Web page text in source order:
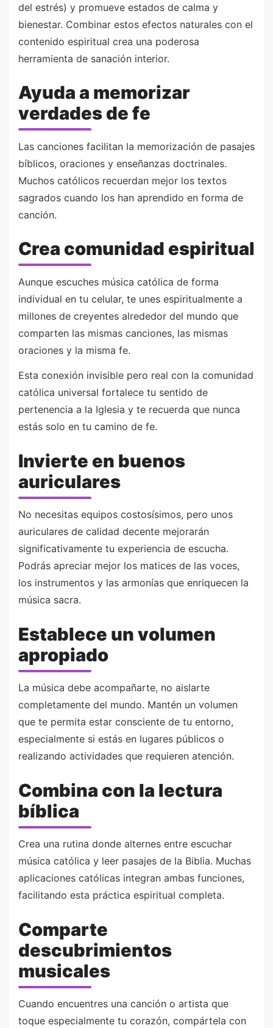
del estrés) y promueve estados de calma y
bienestar. Combinar estos efectos naturales con el
contenido espiritual crea una poderosa
herramienta de sanación interior.
Ayuda a memorizar
verdades de fe
Las canciones facilitan la memorización de pasajes
bíblicos, oraciones y enseñanzas doctrinales.
Muchos católicos recuerdan mejor los textos
sagrados cuando los han aprendido en forma de
canción.
Crea comunidad espiritual
Aunque escuches música católica de forma
individual en tu celular, te unes espiritualmente a
millones de creyentes alrededor del mundo que
comparten las mismas canciones, las mismas
oraciones y la misma fe.
Esta conexión invisible pero real con la comunidad
católica universal fortalece tu sentido de
pertenencia a la Iglesia y te recuerda que nunca
estás solo en tu camino de fe.
Invierte en buenos
auriculares
No necesitas equipos costosísimos, pero unos
auriculares de calidad decente mejorarán
significativamente tu experiencia de escucha.
Podrás apreciar mejor los matices de las voces,
los instrumentos y las armonías que enriquecen la
música sacra.
Establece un volumen
apropiado
La música debe acompañarte, no aislarte
completamente del mundo. Mantén un volumen
que te permita estar consciente de tu entorno,
especialmente si estás en lugares públicos o
realizando actividades que requieren atención.
Combina con la lectura
bíblica
Crea una rutina donde alternes entre escuchar
música católica y leer pasajes de la Biblia. Muchas
aplicaciones católicas integran ambas funciones,
facilitando esta práctica espiritual completa.
Comparte
descubrimientos
musicales
Cuando encuentres una canción o artista que
toque especialmente tu corazón, compártela con